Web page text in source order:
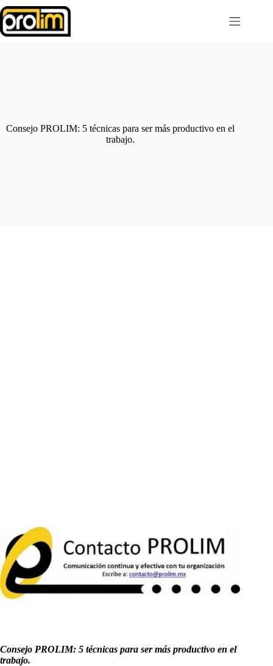
Saltar
al
contenido
Consejo PROLIM: 5 técnicas para ser más productivo en el
trabajo.
Consejo PROLIM: 5 técnicas para ser más productivo en el
trabajo.